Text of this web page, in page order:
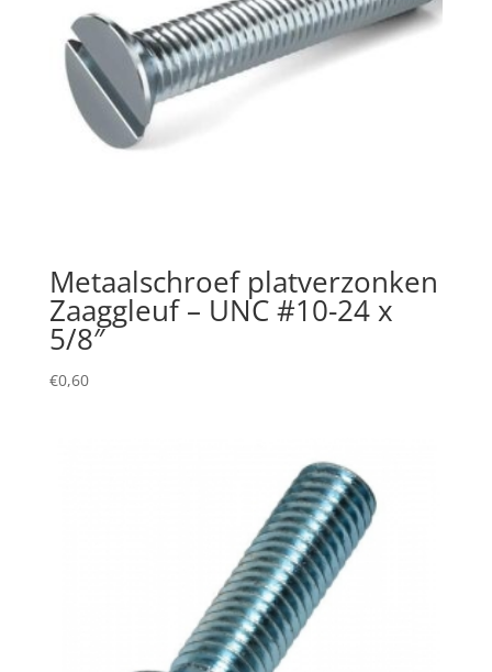
Metaalschroef platverzonken
Zaaggleuf – UNC #10-24 x
5/8″
€0,60